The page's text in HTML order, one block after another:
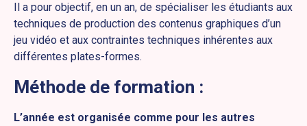
Il a pour objectif, en un an, de spécialiser les étudiants aux
techniques de production des contenus graphiques d’un
jeu vidéo et aux contraintes techniques inhérentes aux
différentes plates-formes.
Méthode de formation :
L’année est organisée comme pour les autres